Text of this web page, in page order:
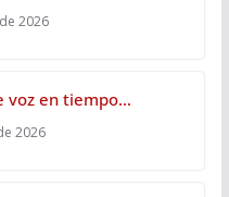
2026
voz en tiempo…
2026